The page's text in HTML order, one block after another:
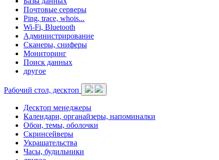
Почтовые серверы
Ping, trace, whois...
Wi-Fi, Bluetooth
Администрирование
Сканеры, сниферы
Мониторинг
Поиск данных
другое
Рабочий стол, десктоп
Десктоп менеджеры
Календари, органайзеры, напоминалки
Обои, темы, оболочки
Скринсейверы
Украшательства
Часы, будильники